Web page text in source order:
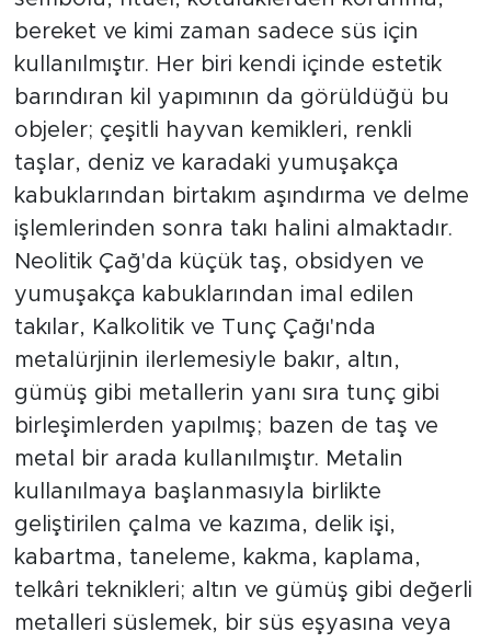
bereket ve kimi zaman sadece süs için
kullanılmıştır. Her biri kendi içinde estetik
barındıran kil yapımının da görüldüğü bu
objeler; çeşitli hayvan kemikleri, renkli
taşlar, deniz ve karadaki yumuşakça
kabuklarından birtakım aşındırma ve delme
işlemlerinden sonra takı halini almaktadır.
Neolitik Çağ'da küçük taş, obsidyen ve
yumuşakça kabuklarından imal edilen
takılar, Kalkolitik ve Tunç Çağı'nda
metalürjinin ilerlemesiyle bakır, altın,
gümüş gibi metallerin yanı sıra tunç gibi
birleşimlerden yapılmış; bazen de taş ve
metal bir arada kullanılmıştır. Metalin
kullanılmaya başlanmasıyla birlikte
geliştirilen çalma ve kazıma, delik işi,
kabartma, taneleme, kakma, kaplama,
telkâri teknikleri; altın ve gümüş gibi değerli
metalleri süslemek, bir süs eşyasına veya